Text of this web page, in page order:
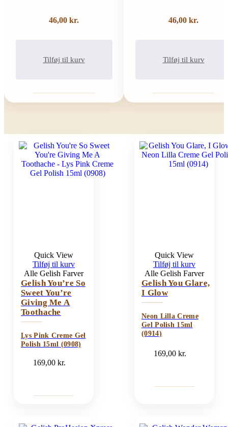
46,00 kr.
Tilføj til kurv
46,00 kr.
Tilføj til kurv
Quick View
Tilføj til kurv
Alle Gelish Farver
Gelish You’re So
Sweet You’re
Giving Me A
Toothache
Lys Pink Creme Gel
Polish 15ml (0908)
169,00kr.
Quick View
Tilføj til kurv
Alle Gelish Farver
Gelish You Glare,
I Glow
Neon Lilla Creme
Gel Polish 15ml
(0914)
169,00kr.